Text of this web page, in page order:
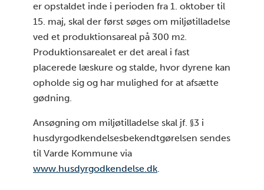
er opstaldet inde i perioden fra 1. oktober til
15. maj, skal der først søges om miljøtilladelse
ved et produktionsareal på 300 m2.
Produktionsarealet er det areal i fast
placerede læskure og stalde, hvor dyrene kan
opholde sig og har mulighed for at afsætte
gødning.
Ansøgning om miljøtilladelse skal jf. §3 i
husdyrgodkendelsesbekendtgørelsen sendes
til Varde Kommune via
www.husdyrgodkendelse.dk.